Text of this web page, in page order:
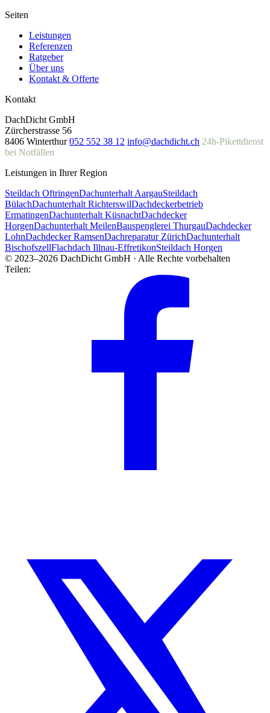
Seiten
Leistungen
Referenzen
Ratgeber
Über uns
Kontakt & Offerte
Kontakt
DachDicht GmbH
Zürcherstrasse 56
8406 Winterthur 052 552 38 12 info@dachdicht.ch 24h-Pikettdienst
bei Notfällen
Leistungen in Ihrer Region
Steildach OftringenDachunterhalt AargauSteildach
BülachDachunterhalt RichterswilDachdeckerbetrieb
ErmatingenDachunterhalt KüsnachtDachdecker
HorgenDachunterhalt MeilenBauspenglerei ThurgauDachdecker
LohnDachdecker RamsenDachreparatur ZürichDachunterhalt
BischofszellFlachdach Illnau-EffretikonSteildach Horgen
© 2023–2026 DachDicht GmbH · Alle Rechte vorbehalten
Teilen: